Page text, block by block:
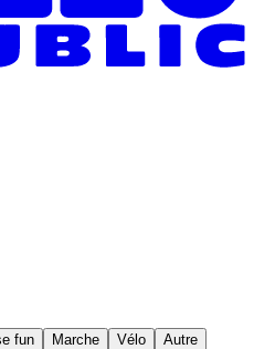
fun Marche Vélo Autre